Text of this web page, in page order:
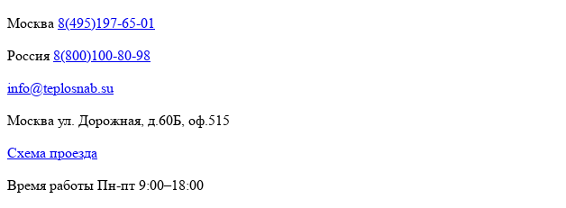
Москва 8(495)197-65-01
Россия 8(800)100-80-98
info@teplosnab.su
Москва ул. Дорожная, д.60Б, оф.515
Схема проезда
Время работы Пн-пт 9:00–18:00